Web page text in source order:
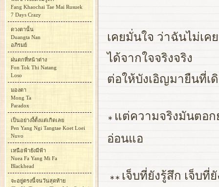
เคยมั่นใจ ว่าฉันไม่เค
ได้จากใจจริงจริง
ต่อให้บังเอิญมายืนที่เ
∗ แต่ความจริงมันตอก
อ่อนแอ
∗∗ เจ็บที่ยังรู้สึก เจ็บที่
Fang Khaochai Tae Mai Rusuek
7 Days Crazy
ดวงตานั้น
Duangta Nan
อภิรมย์
ฝนตกที่หน้าต่าง
Fon Tok Thi Natang
Loso
มองตา
Mong Ta
Paradox
เป็นอย่างงี้ตั้งแต่เกิดเลย
Pen Yang Ngi Tangtae Koet Loei
Nuvo
เหนือฟ้ายังมีฟ้า
Nuea Fa Yang Mi Fa
Blackhead
จะอยู่ตรงนี้จนวันสุดท้าย